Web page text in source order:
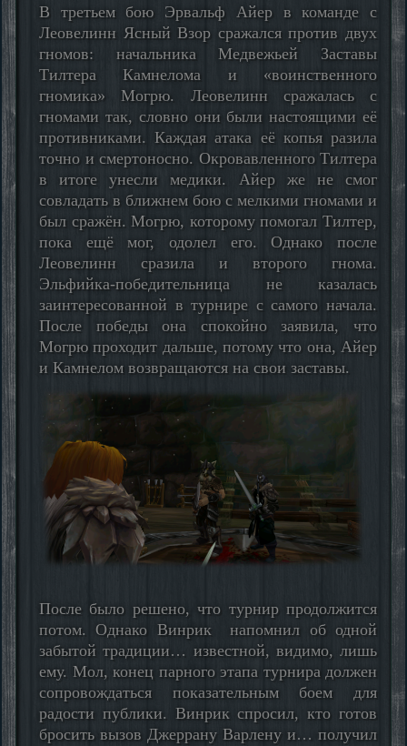
В третьем бою Эрвальф Айер в команде с
Леовелинн Ясный Взор сражался против двух
гномов: начальника Медвежьей Заставы
Тилтера Камнелома и «воинственного
гномика» Могрю. Леовелинн сражалась с
гномами так, словно они были настоящими её
противниками. Каждая атака её копья разила
точно и смертоносно. Окровавленного Тилтера
в итоге унесли медики. Айер же не смог
совладать в ближнем бою с мелкими гномами и
был сражён. Могрю, которому помогал Тилтер,
пока ещё мог, одолел его. Однако после
Леовелинн сразила и второго гнома.
Эльфийка-победительница не казалась
заинтересованной в турнире с самого начала.
После победы она спокойно заявила, что
Могрю проходит дальше, потому что она, Айер
и Камнелом возвращаются на свои заставы.
После было решено, что турнир продолжится
потом. Однако Винрик напомнил об одной
забытой традиции… известной, видимо, лишь
ему. Мол, конец парного этапа турнира должен
сопровождаться показательным боем для
радости публики. Винрик спросил, кто готов
бросить вызов Джеррану Варлену и… получил